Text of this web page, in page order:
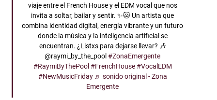
viaje entre el French House y el EDM vocal que nos
invita a soltar, bailar y sentir. ✨🐱 Un artista que
combina identidad digital, energía vibrante y un futuro
donde la música y la inteligencia artificial se
encuentran. ¿Listxs para dejarse llevar? 🎶
@raymi_by_the_pool #ZonaEmergente
#RaymiByThePool #FrenchHouse #VocalEDM
#NewMusicFriday ♬ sonido original - Zona
Emergente